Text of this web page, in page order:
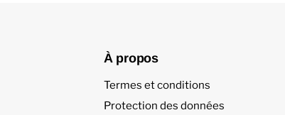
À propos
Termes et conditions
Protection des données